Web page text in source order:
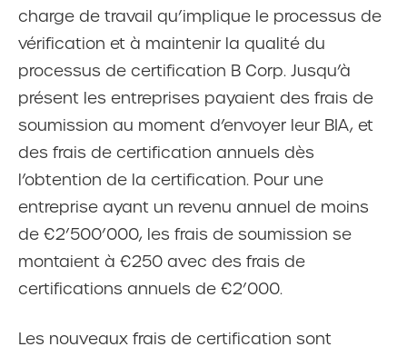
charge de travail qu’implique le processus de
vérification et à maintenir la qualité du
processus de certification B Corp. Jusqu’à
présent les entreprises payaient des frais de
soumission au moment d’envoyer leur BIA, et
des frais de certification annuels dès
l’obtention de la certification. Pour une
entreprise ayant un revenu annuel de moins
de €2’500’000, les frais de soumission se
montaient à €250 avec des frais de
certifications annuels de €2’000.
Les nouveaux frais de certification sont